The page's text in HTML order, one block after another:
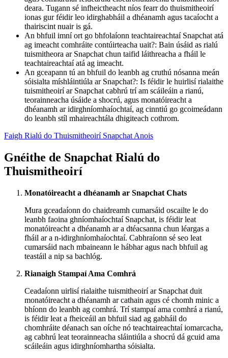
deara. Tugann sé infheictheacht níos fearr do thuismitheoirí
ionas gur féidir leo idirghabháil a dhéanamh agus tacaíocht a
thairiscint nuair is gá.
An bhfuil imní ort go bhfolaíonn teachtaireachtaí Snapchat atá
ag imeacht comhráite contúirteacha uait?: Bain úsáid as rialú
tuismitheora ar Snapchat chun taifid láithreacha a fháil le
teachtaireachtaí atá ag imeacht.
An gceapann tú an bhfuil do leanbh ag cruthú nósanna meán
sóisialta míshláintiúla ar Snapchat?: Is féidir le huirlisí rialaithe
tuismitheoirí ar Snapchat cabhrú trí am scáileáin a rianú,
teorainneacha úsáide a shocrú, agus monatóireacht a
dhéanamh ar idirghníomhaíochtaí, ag cinntiú go gcoimeádann
do leanbh stíl mhaireachtála dhigiteach cothrom.
Faigh Rialú do Thuismitheoirí Snapchat Anois
Gnéithe de Snapchat Rialú do
Thuismitheoirí
Monatóireacht a dhéanamh ar Snapchat Chats
Mura gceadaíonn do chaidreamh cumarsáid oscailte le do
leanbh faoina ghníomhaíochtaí Snapchat, is féidir leat
monatóireacht a dhéanamh ar a dtéacsanna chun léargas a
fháil ar a n-idirghníomhaíochtaí. Cabhraíonn sé seo leat
cumarsáid nach mbaineann le hábhar agus nach bhfuil ag
teastáil a nip sa bachlóg.
Rianaigh Stampaí Ama Comhrá
Ceadaíonn uirlisí rialaithe tuismitheoirí ar Snapchat duit
monatóireacht a dhéanamh ar cathain agus cé chomh minic a
bhíonn do leanbh ag comhrá. Trí stampaí ama comhrá a rianú,
is féidir leat a fheiceáil an bhfuil siad ag gabháil do
chomhráite déanach san oíche nó teachtaireachtaí iomarcacha,
ag cabhrú leat teorainneacha sláintiúla a shocrú dá gcuid ama
scáileáin agus idirghníomhartha sóisialta.